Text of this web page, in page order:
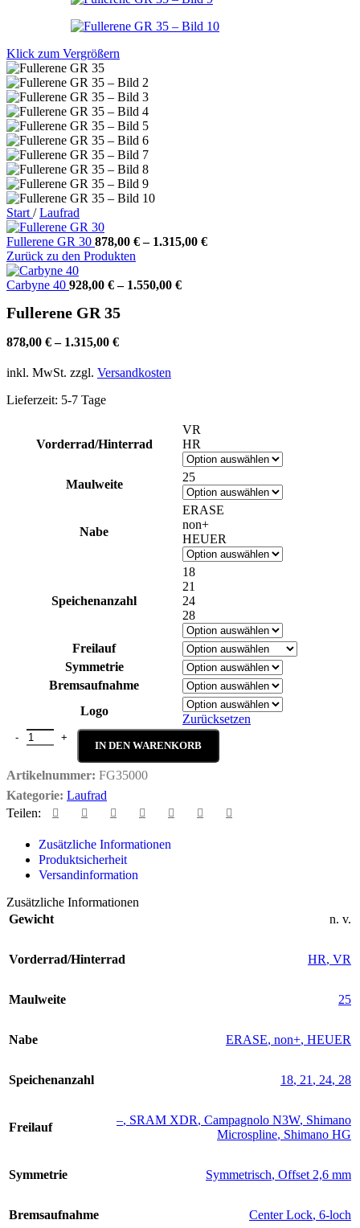
Klick zum Vergrößern
Start / Laufrad
Fullerene GR 30 878,00 €– 1.315,00 €
Zurück zu den Produkten
Carbyne 40 928,00 €– 1.550,00 €
Fullerene GR 35
878,00 €– 1.315,00 €
inkl. MwSt. zzgl. Versandkosten
Lieferzeit: 5-7 Tage
Vorderrad/Hinterrad
VR
HR
Maulweite
25
Nabe
ERASE
non+
HEUER
Speichenanzahl
18
21
24
28
Freilauf
Symmetrie
Bremsaufnahme
Logo
Zurücksetzen
Fullerene GR 35 Menge
IN DEN WARENKORB
Artikelnummer: FG35000
Kategorie: Laufrad
Teilen:
Zusätzliche Informationen
Produktsicherheit
Versandinformation
Zusätzliche Informationen
Gewicht
n. v.
Vorderrad/Hinterrad HR, VR
Maulweite 25
Nabe ERASE, non+, HEUER
Speichenanzahl 18, 21 , 24, 28
Freilauf
–, SRAM XDR, Campagnolo N3W, Shimano
Microspline, Shimano HG
Symmetrie Symmetrisch, Offset 2,6 mm
Bremsaufnahme Center Lock, 6-loch